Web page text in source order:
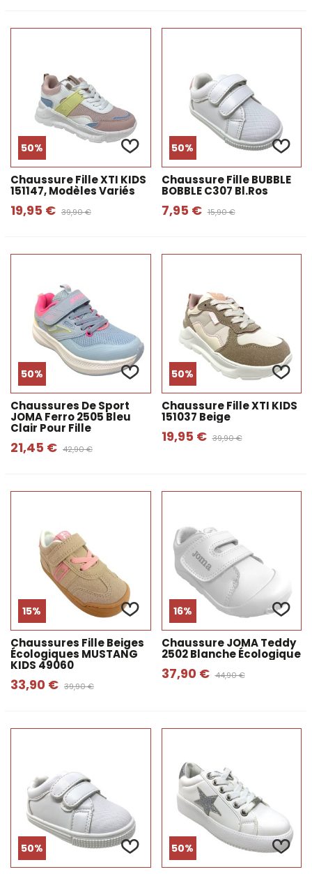
50%
Chaussure Fille XTI KIDS
151147, Modèles Variés
19,95 € 39,90 €
50%
Chaussure Fille BUBBLE
BOBBLE C307 Bl.ros
7,95 € 15,90 €
50%
Chaussures De Sport
JOMA Ferro 2505 Bleu
Clair Pour Fille
21,45 € 42,90 €
50%
Chaussure Fille XTI KIDS
151037 Beige
19,95 € 39,90 €
15%
Chaussures Fille Beiges
Écologiques MUSTANG
KIDS 49060
33,90 € 39,90 €
16%
Chaussure JOMA Teddy
2502 Blanche Écologique
37,90 € 44,90 €
50% 50%